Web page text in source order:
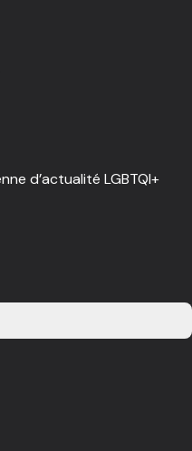
d’actualité LGBTQI+